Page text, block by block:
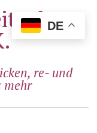
der
re- und
mehr
DE